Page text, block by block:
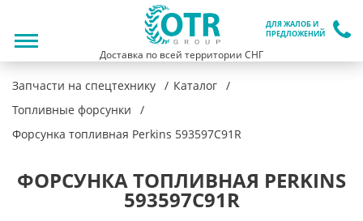
ДЛЯ ЖАЛОБ И
ПРЕДЛОЖЕНИЙ
Доставка по всей территории СНГ
Запчасти на спецтехнику
Каталог
Топливные форсунки
Форсунка топливная Perkins 593597C91R
ФОРСУНКА ТОПЛИВНАЯ PERKINS
593597C91R